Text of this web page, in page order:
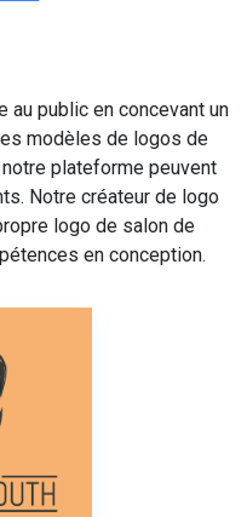
public en concevant un
modèles de logos de
plateforme peuvent
Notre créateur de logo
logo de salon de
en conception.